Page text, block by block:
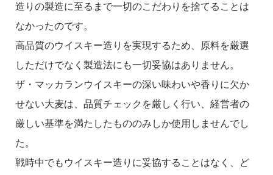
造りの製造に至るまで一切のこだわりを捨てることは
なかったのです。
高品質のウイスキー造りを実現するため、原料を厳選
しただけでなく製造法にも一切妥協はありません。
ザ・マッカランウイスキーの深い味わいや香りに欠か
せない大麦は、品質チェックを厳しく行い、経営者の
厳しい基準を満たしたもののみしか使用しませんでし
た。
戦時中でもウイスキー造りに妥協することはなく、ど